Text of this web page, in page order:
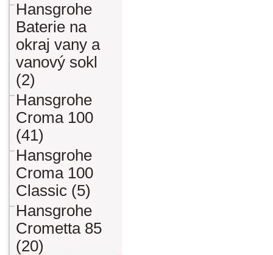
Hansgrohe
Baterie na
okraj vany a
vanový sokl
(2)
Hansgrohe
Croma 100
(41)
Hansgrohe
Croma 100
Classic (5)
Hansgrohe
Crometta 85
(20)